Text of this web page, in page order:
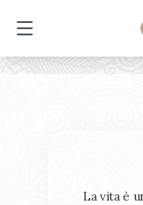
Open main menu
La vita è